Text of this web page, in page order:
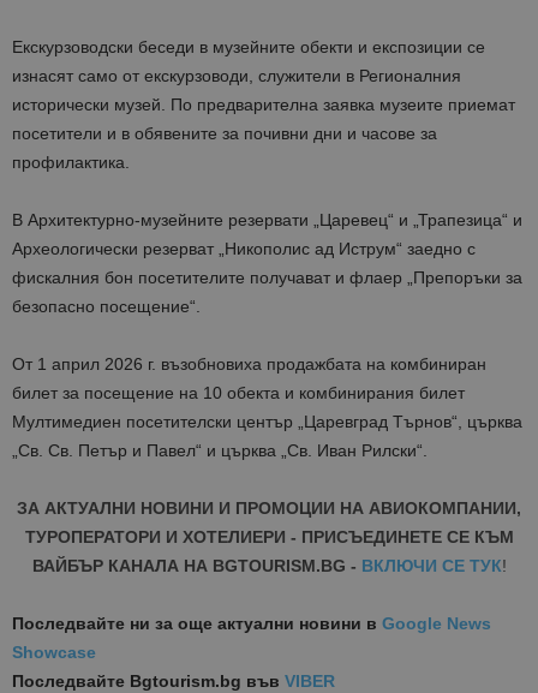
Екскурзоводски беседи в музейните обекти и експозиции се
изнасят само от екскурзоводи, служители в Регионалния
исторически музей. По предварителна заявка музеите приемат
посетители и в обявените за почивни дни и часове за
профилактика.
В Архитектурно-музейните резервати „Царевец“ и „Трапезица“ и
Археологически резерват „Никополис ад Иструм“ заедно с
фискалния бон посетителите получават и флаер „Препоръки за
безопасно посещение“.
От 1 април 2026 г. възобновиха продажбата на комбиниран
билет за посещение на 10 обекта и комбинирания билет
Мултимедиен посетителски център „Царевград Търнов“, църква
„Св. Св. Петър и Павел“ и църква „Св. Иван Рилски“.
ЗА АКТУАЛНИ НОВИНИ И ПРОМОЦИИ НА АВИОКОМПАНИИ,
ТУРОПЕРАТОРИ И ХОТЕЛИЕРИ - ПРИСЪЕДИНЕТЕ СЕ КЪМ
ВАЙБЪР КАНАЛА НА BGTOURISM.BG - ВКЛЮЧИ СЕ ТУК!
Последвайте ни за още актуални новини в Google News
Showcase
Последвайте Bgtourism.bg във VIBER